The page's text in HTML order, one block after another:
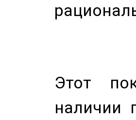
Этот
наличии